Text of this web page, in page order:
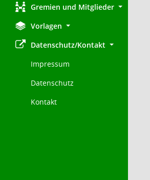
Gremien und Mitglieder
Vorlagen
Datenschutz/Kontakt
Impressum
Datenschutz
Kontakt